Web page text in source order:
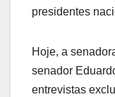
presidentes
Hoje, a
senador
entrevistas